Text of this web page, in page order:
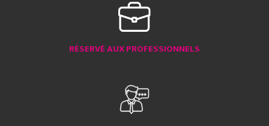
RÉSERVÉ AUX PROFESSIONNELS